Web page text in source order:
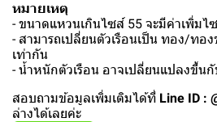
หมายเหตุ
- ขนาดแหวนเกินไซส์ 55 จะมีค่าเพิ่มไ
- สามารถเปลี่ยนตัวเรือนเป็น ทอง/ทอ
เท่ากัน
- น้ำหนักตัวเรือน อาจเปลี่ยนแปลงขึ้น
สอบถามข้อมูลเพิ่มเติมได้ที่ Line ID :
ล่างได้เลยค่ะ